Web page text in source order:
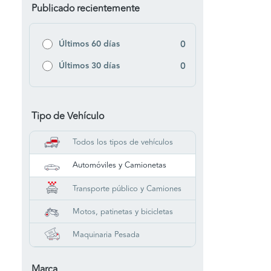
Publicado recientemente
Últimos 60 días 0
Últimos 30 días 0
Tipo de Vehículo
Todos los tipos de vehículos
Automóviles y Camionetas
Transporte público y Camiones
Motos, patinetas y bicicletas
Maquinaria Pesada